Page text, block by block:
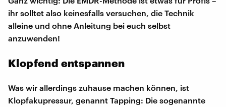
ihr solltet also keinesfalls versuchen, die Technik
alleine und ohne Anleitung bei euch selbst
anzuwenden!
Klopfend entspannen
Was wir allerdings zuhause machen können, ist
Klopfakupressur, genannt Tapping: Die sogenannte